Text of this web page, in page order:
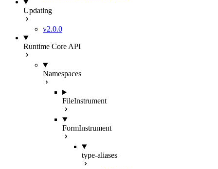
Updating
v2.0.0
Runtime Core API
Namespaces
FileInstrument
FormInstrument
type-aliases